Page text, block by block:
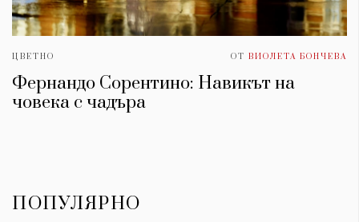
ЦВЕТНО ОТ ВИОЛЕТА БОНЧЕВА
Фернандо Сорентино: Навикът на
човека с чадъра
ПОПУЛЯРНО